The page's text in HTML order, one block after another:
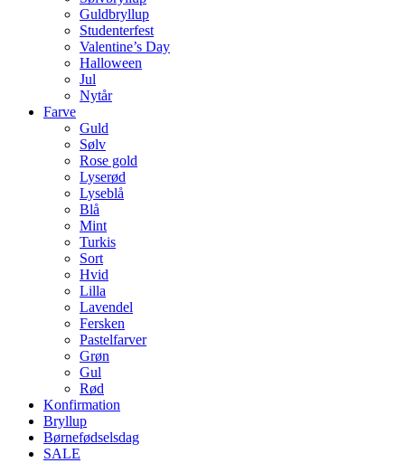
Guldbryllup
Studenterfest
Valentine’s Day
Halloween
Jul
Nytår
Farve
Guld
Sølv
Rose gold
Lyserød
Lyseblå
Blå
Mint
Turkis
Sort
Hvid
Lilla
Lavendel
Fersken
Pastelfarver
Grøn
Gul
Rød
Konfirmation
Bryllup
Børnefødselsdag
SALE